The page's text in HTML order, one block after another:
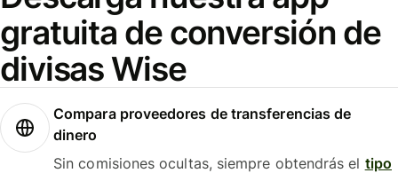
gratuita de conversión de
divisas Wise
Compara proveedores de transferencias de
dinero
Sin comisiones ocultas, siempre obtendrás el tipo